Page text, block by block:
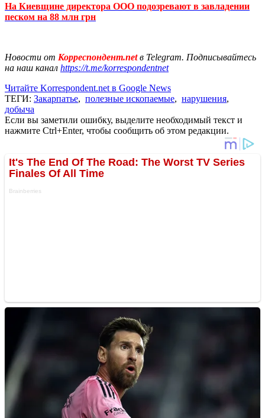
На Киевщине директора ООО подозревают в завладении
песком на 88 млн грн
Новости от Корреспондент.netв Telegram. Подписывайтесь
на наш канал https://t.me/korrespondentnet
Читайте Korrespondent.net в Google News
ТЕГИ: Закарпатье, полезные ископаемые, нарушения,
добыча
Если вы заметили ошибку, выделите необходимый текст и
нажмите Ctrl+Enter, чтобы сообщить об этом редакции.